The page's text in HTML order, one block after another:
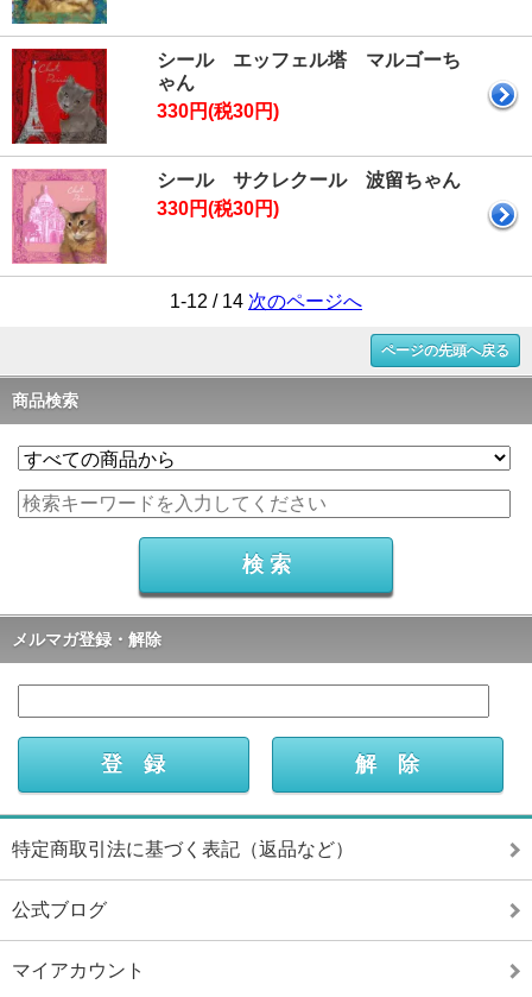
シール エッフェル塔 マルゴーち
ゃん
330円(税30円)
シール サクレクール 波留ちゃん
330円(税30円)
1-12 / 14 次のページへ
ページの先頭へ戻る
商品検索
メルマガ登録・解除
特定商取引法に基づく表記（返品など）
公式ブログ
マイアカウント